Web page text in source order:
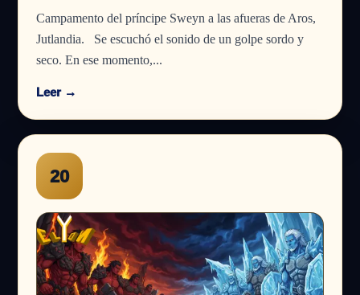
Campamento del príncipe Sweyn a las afueras de Aros,
Jutlandia. Se escuchó el sonido de un golpe sordo y
seco. En ese momento,...
Leer →
20